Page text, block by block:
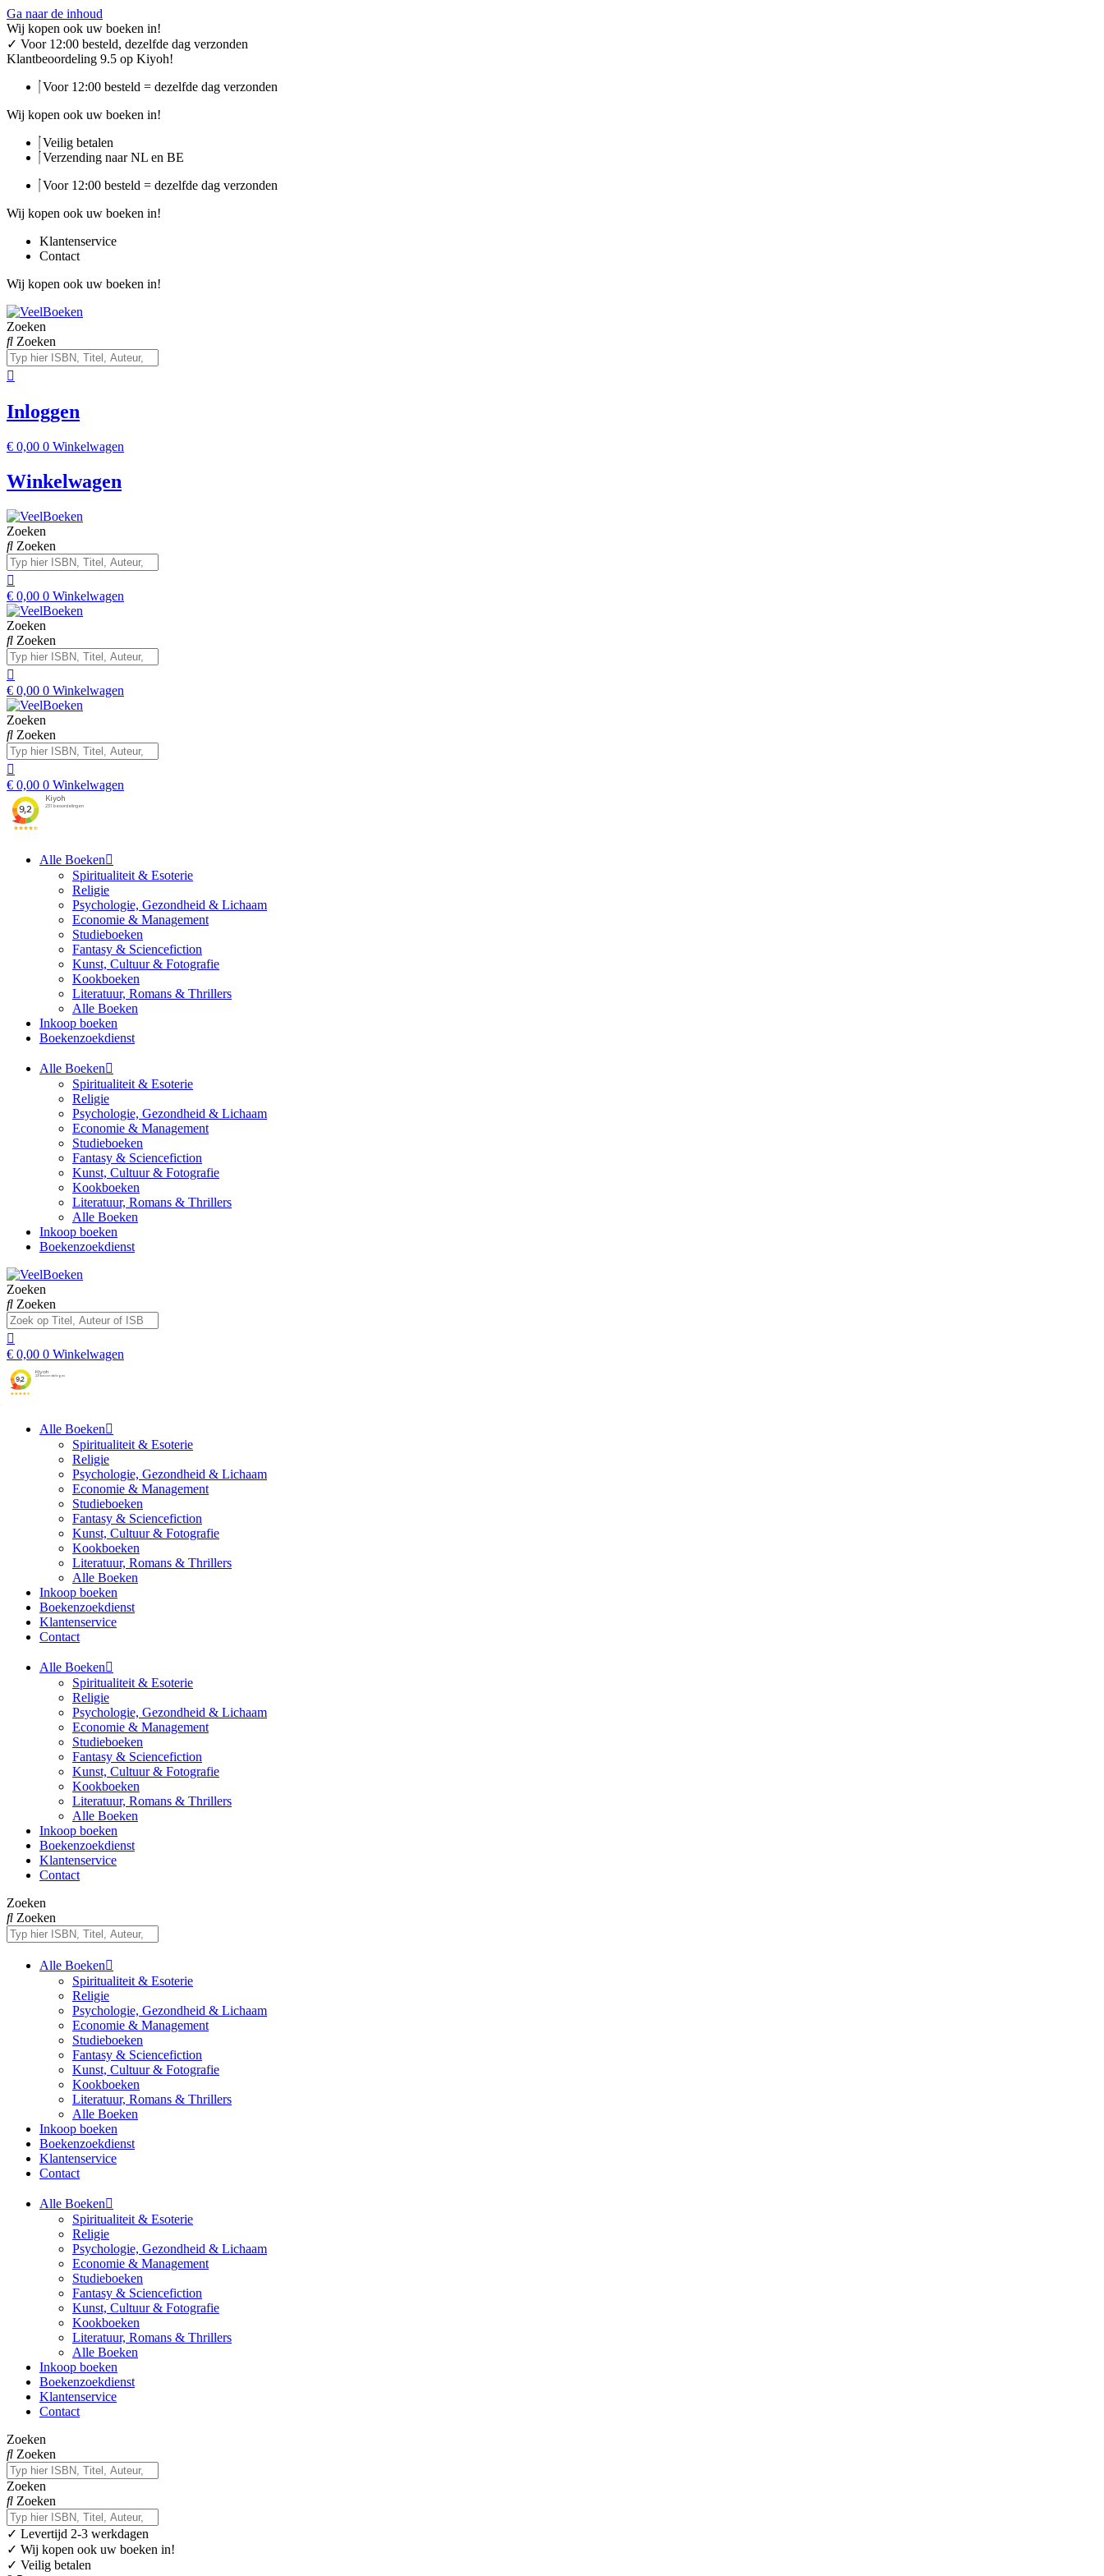
Ga naar de inhoud
Wij kopen ook uw boeken in!
✓ Voor 12:00 besteld, dezelfde dag verzonden
Klantbeoordeling 9.5 op Kiyoh!
Voor 12:00 besteld = dezelfde dag verzonden
Wij kopen ook uw boeken in!
Veilig betalen
Verzending naar NL en BE
Voor 12:00 besteld = dezelfde dag verzonden
Wij kopen ook uw boeken in!
Klantenservice
Contact
Wij kopen ook uw boeken in!
Zoeken
Zoeken
Inloggen
€ 0,00 0 Winkelwagen
Winkelwagen
Zoeken
Zoeken
€ 0,00 0 Winkelwagen
Zoeken
Zoeken
€ 0,00 0 Winkelwagen
Zoeken
Zoeken
€ 0,00 0 Winkelwagen
Alle Boeken
Spiritualiteit & Esoterie
Religie
Psychologie, Gezondheid & Lichaam
Economie & Management
Studieboeken
Fantasy & Sciencefiction
Kunst, Cultuur & Fotografie
Kookboeken
Literatuur, Romans & Thrillers
Alle Boeken
Inkoop boeken
Boekenzoekdienst
Alle Boeken
Spiritualiteit & Esoterie
Religie
Psychologie, Gezondheid & Lichaam
Economie & Management
Studieboeken
Fantasy & Sciencefiction
Kunst, Cultuur & Fotografie
Kookboeken
Literatuur, Romans & Thrillers
Alle Boeken
Inkoop boeken
Boekenzoekdienst
Zoeken
Zoeken
€ 0,00 0 Winkelwagen
Alle Boeken
Spiritualiteit & Esoterie
Religie
Psychologie, Gezondheid & Lichaam
Economie & Management
Studieboeken
Fantasy & Sciencefiction
Kunst, Cultuur & Fotografie
Kookboeken
Literatuur, Romans & Thrillers
Alle Boeken
Inkoop boeken
Boekenzoekdienst
Klantenservice
Contact
Alle Boeken
Spiritualiteit & Esoterie
Religie
Psychologie, Gezondheid & Lichaam
Economie & Management
Studieboeken
Fantasy & Sciencefiction
Kunst, Cultuur & Fotografie
Kookboeken
Literatuur, Romans & Thrillers
Alle Boeken
Inkoop boeken
Boekenzoekdienst
Klantenservice
Contact
Zoeken
Zoeken
Alle Boeken
Spiritualiteit & Esoterie
Religie
Psychologie, Gezondheid & Lichaam
Economie & Management
Studieboeken
Fantasy & Sciencefiction
Kunst, Cultuur & Fotografie
Kookboeken
Literatuur, Romans & Thrillers
Alle Boeken
Inkoop boeken
Boekenzoekdienst
Klantenservice
Contact
Alle Boeken
Spiritualiteit & Esoterie
Religie
Psychologie, Gezondheid & Lichaam
Economie & Management
Studieboeken
Fantasy & Sciencefiction
Kunst, Cultuur & Fotografie
Kookboeken
Literatuur, Romans & Thrillers
Alle Boeken
Inkoop boeken
Boekenzoekdienst
Klantenservice
Contact
Zoeken
Zoeken
Zoeken
Zoeken
✓ Levertijd 2-3 werkdagen
✓ Wij kopen ook uw boeken in!
✓ Veilig betalen